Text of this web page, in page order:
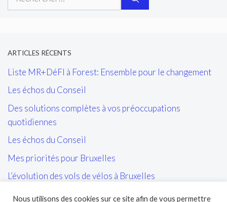
ARTICLES RÉCENTS
Liste MR+DéFI à Forest: Ensemble pour le changement
Les échos du Conseil
Des solutions complètes à vos préoccupations
quotidiennes
Les échos du Conseil
Mes priorités pour Bruxelles
L’évolution des vols de vélos à Bruxelles
Les tags/affiches/autocollants perturbant l’ordre public
Nous utilisons des cookies sur ce site afin de vous permettre